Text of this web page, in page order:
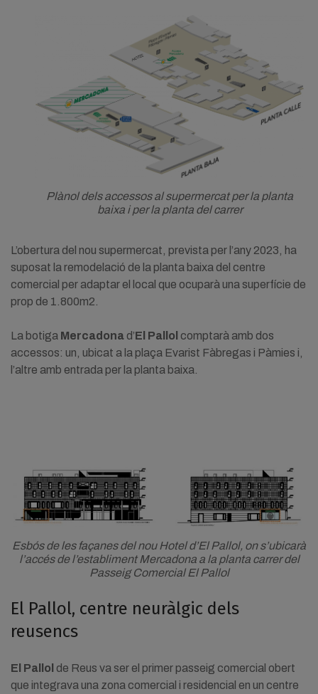
Plànol dels accessos al supermercat per la planta
baixa i per la planta del carrer
L’obertura del nou supermercat, prevista per l’any 2023, ha
suposat la remodelació de la planta baixa del centre
comercial per adaptar el local que ocuparà una superfície de
prop de 1.800m2.
La botiga Mercadona d’El Pallol comptarà amb dos
accessos: un, ubicat a la plaça Evarist Fàbregas i Pàmies i,
l’altre amb entrada per la planta baixa.
Esbós de les façanes del nou Hotel d’El Pallol, on s’ubicarà
l’accés de l’establiment Mercadona a la planta carrer del
Passeig Comercial El Pallol
El Pallol, centre neuràlgic dels
reusencs
El Pallol de Reus va ser el primer passeig comercial obert
que integrava una zona comercial i residencial en un centre